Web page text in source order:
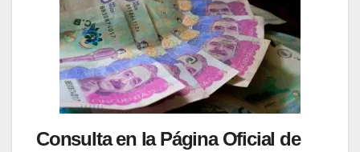
Consulta en la Página Oficial de